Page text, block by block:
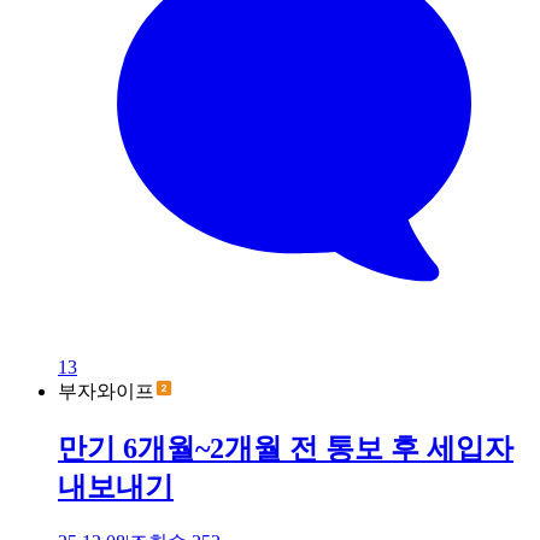
13
부자와이프
만기 6개월~2개월 전 통보 후 세입자
내보내기